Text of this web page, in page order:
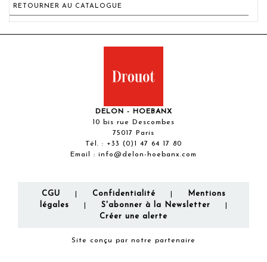
RETOURNER AU CATALOGUE
DELON - HOEBANX
10 bis rue Descombes
75017 Paris
Tél. : +33 (0)1 47 64 17 80
Email : info@delon-hoebanx.com
CGU Confidentialité
Mentions
légales
S'abonner à la Newsletter
Créer une alerte
Site conçu par notre partenaire